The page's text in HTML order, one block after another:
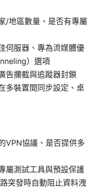
/地區數量、是否有專屬
伺服器、專為流媒體優
）選項
告攔截與追蹤器封鎖
多裝置間同步設定、桌
VPN協議、是否提供多
屬測試工具與預設保護
突發時自動阻止資料洩